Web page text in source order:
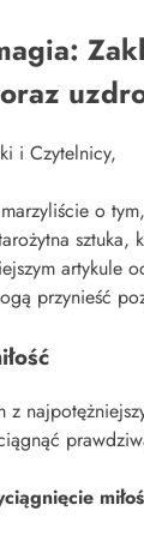
i Czytelnicy,
o
artykule
przynieść
z